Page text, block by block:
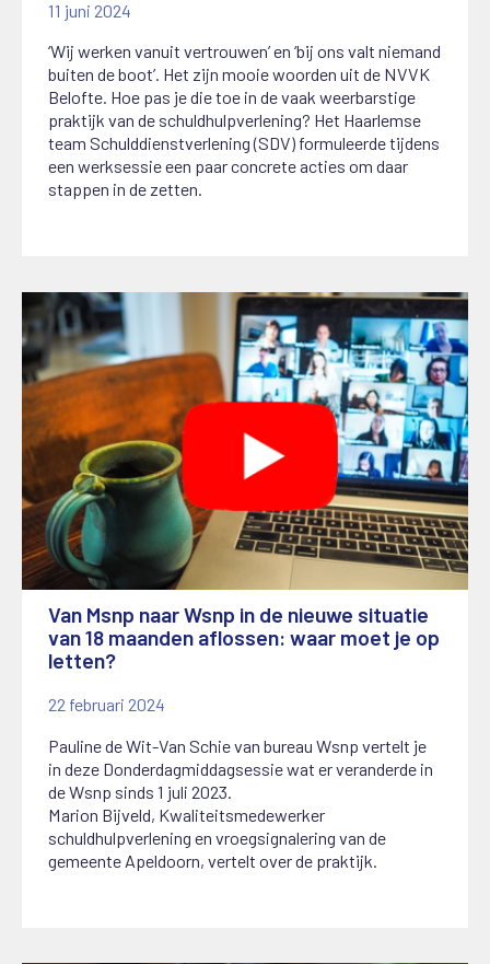
11 juni 2024
‘Wij werken vanuit vertrouwen’ en ‘bij ons valt niemand
buiten de boot’. Het zijn mooie woorden uit de NVVK
Belofte. Hoe pas je die toe in de vaak weerbarstige
praktijk van de schuldhulpverlening? Het Haarlemse
team Schulddienstverlening (SDV) formuleerde tijdens
een werksessie een paar concrete acties om daar
stappen in de zetten.
Van Msnp naar Wsnp in de nieuwe situatie
van 18 maanden aflossen: waar moet je op
letten?
22 februari 2024
Pauline de Wit-Van Schie van bureau Wsnp vertelt je
in deze Donderdagmiddagsessie wat er veranderde in
de Wsnp sinds 1 juli 2023.
Marion Bijveld, Kwaliteitsmedewerker
schuldhulpverlening en vroegsignalering van de
gemeente Apeldoorn, vertelt over de praktijk.